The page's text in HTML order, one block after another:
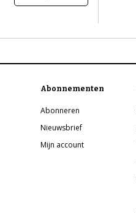
Abonnementen
Abonneren
Nieuwsbrief
Mijn account